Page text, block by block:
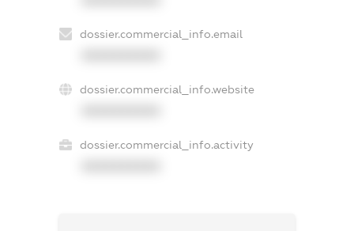
dossier.commercial_info.email
dossier.commercial_info.website
dossier.commercial_info.activity